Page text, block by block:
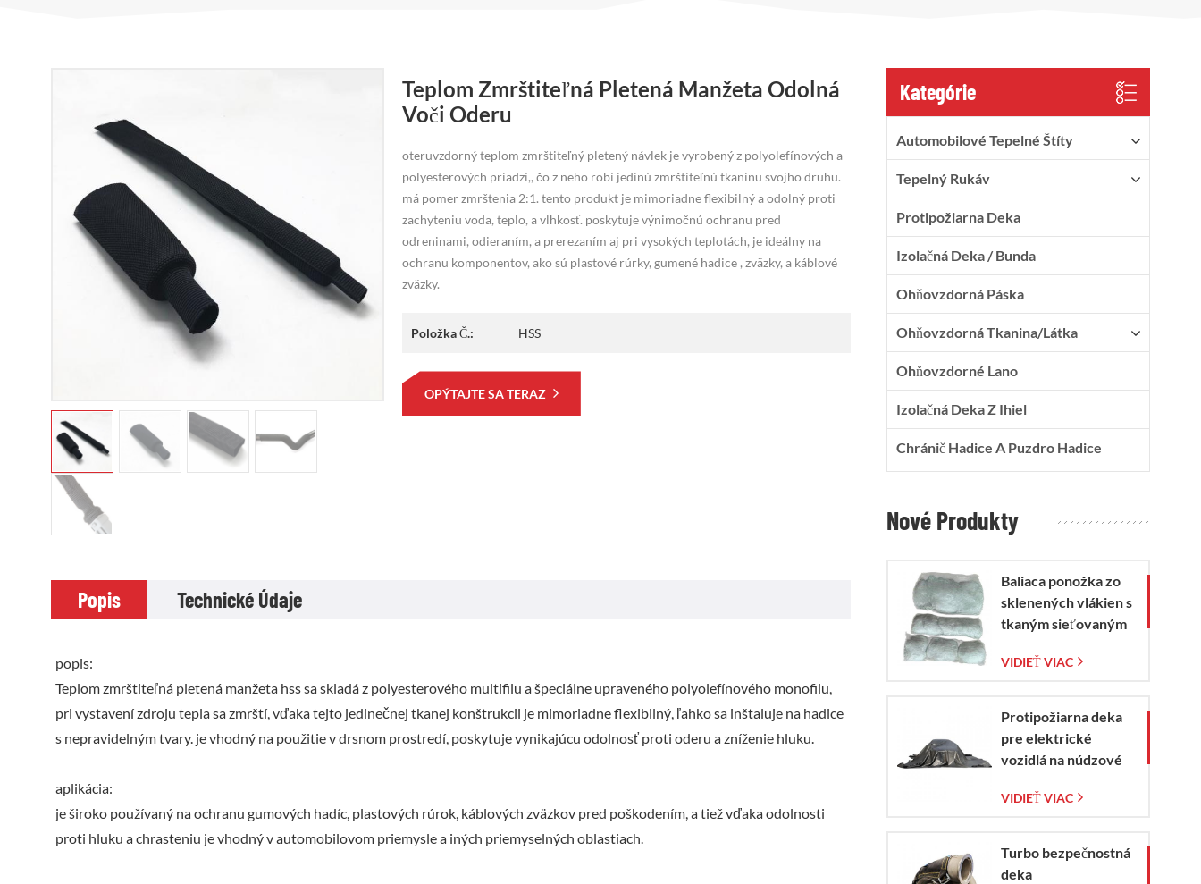
Teplom Zmrštiteľná Pletená Manžeta Odolná
Voči Oderu
oteruvzdorný teplom zmrštiteľný pletený návlek je vyrobený z polyolefínových a
polyesterových priadzí,, čo z neho robí jedinú zmrštiteľnú tkaninu svojho druhu.
má pomer zmrštenia 2:1. tento produkt je mimoriadne flexibilný a odolný proti
zachyteniu voda, teplo, a vlhkosť. poskytuje výnimočnú ochranu pred
odreninami, odieraním, a prerezaním aj pri vysokých teplotách, je ideálny na
ochranu komponentov, ako sú plastové rúrky, gumené hadice , zväzky, a káblové
zväzky.
Položka Č.: HSS
OPÝTAJTE SA TERAZ
Popis Technické Údaje
popis:
Teplom zmrštiteľná pletená manžeta hss sa skladá z polyesterového multifilu a špeciálne upraveného polyolefínového monofilu,
pri vystavení zdroju tepla sa zmrští, vďaka tejto jedinečnej tkanej konštrukcii je mimoriadne flexibilný, ľahko sa inštaluje na hadice
s nepravidelným tvary. je vhodný na použitie v drsnom prostredí, poskytuje vynikajúcu odolnosť proti oderu a zníženie hluku.
aplikácia:
je široko používaný na ochranu gumových hadíc, plastových rúrok, káblových zväzkov pred poškodením, a tiež vďaka odolnosti
proti hluku a chrasteniu je vhodný v automobilovom priemysle a iných priemyselných oblastiach.
Kategórie
Automobilové Tepelné Štíty
Tepelný Rukáv
Protipožiarna Deka
Izolačná Deka / Bunda
Ohňovzdorná Páska
Ohňovzdorná Tkanina/látka
Ohňovzdorné Lano
Izolačná Deka Z Ihiel
Chránič Hadice A Puzdro Hadice
Nové Produkty
Baliaca ponožka zo
sklenených vlákien s
tkaným sieťovaným
sklenených vlákien
VIDIEŤ VIAC
Protipožiarna deka
pre elektrické
vozidlá na núdzové
elektromobilov a
VIDIEŤ VIAC
Turbo bezpečnostná
deka